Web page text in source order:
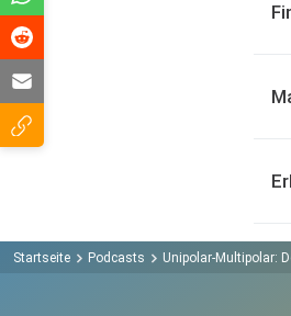
Startseite Podcasts Unipolar-Multipolar: